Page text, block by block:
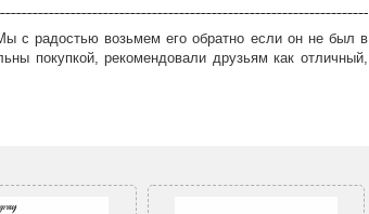
с радостью возьмем его обратно если он не был в
покупкой, рекомендовали друзьям как отличный,